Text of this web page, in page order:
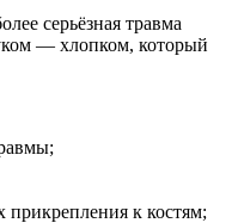
серьёзная травма
— хлопком, который
прикрепления к костям;